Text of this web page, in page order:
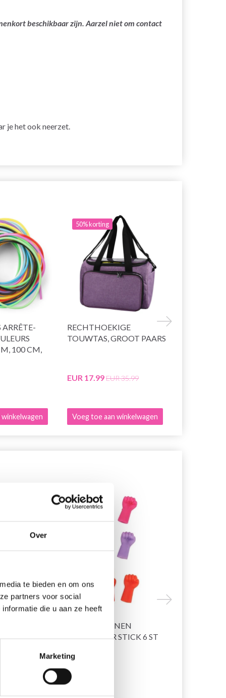
Over
te bieden en om ons
partners voor social
die u aan ze heeft
Marketing
beschikbaar zijn. Aarzel niet om contact
je het ook neerzet.
100 CM,
50% korting
RECHTHOEKIGE
TOUWTAS, GROOT PAARS
EUR 17.99EUR 35.99
Voeg toe aan winkelwagen
30% korting
HOBBYARTS SILICONEN
HANDBESCHERMER STICK 6 ST